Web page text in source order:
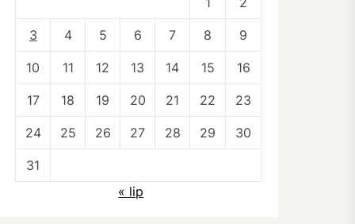
3 4 5 6 7 8 9
10 11 12 13 14 15 16
17 18 19 20 21 22 23
24 25 26 27 28 29 30
31
« lip